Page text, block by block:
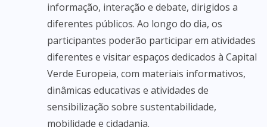
informação, interação e debate, dirigidos a
diferentes públicos. Ao longo do dia, os
participantes poderão participar em atividades
diferentes e visitar espaços dedicados à Capital
Verde Europeia, com materiais informativos,
dinâmicas educativas e atividades de
sensibilização sobre sustentabilidade,
mobilidade e cidadania.